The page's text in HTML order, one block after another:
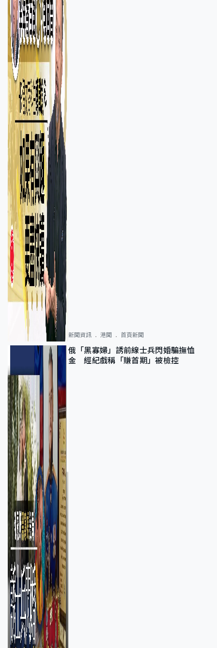
新聞資訊 港聞 首頁新聞
俄「黑寡婦」誘前線士兵閃婚騙撫恤
金 經紀戲稱「賺首期」被檢控